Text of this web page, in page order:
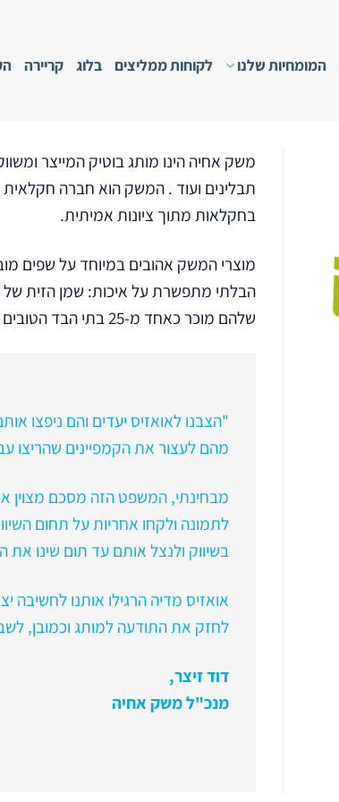
המומחיות שלנו לקוחות ממליצים בלוג קריירה
משק אחיה הינו מותג בוטיק המייצר
בחקלאות מתוך ציונות אמיתית.
מוצרי המשק אהובים במיוחד על שפים
הבלתי מתפשרת על איכות: שמן הזית של
שלהם מוכר כאחד מ-25 בתי הבד הטובים בעולם!
"הצבנו לאואזיס יעדים והם ניפצו
מהם לעצור את הקמפיינים שהריצו
מבחינתי, המשפט הזה מסכם מצוין
לתמונה ולקחו אחריות על תחום
בשיווק ולנצל אותם עד תום שינו
אואזיס מדיה הרגילו אותנו לחשיבה
לחזק את התודעה למותג וכמובן,
דוד זיצר,
מנכ"ל משק אחיה